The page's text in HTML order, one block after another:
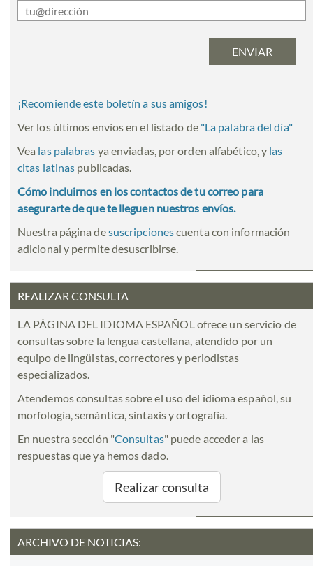
¡Recomiende este boletín a sus amigos!
Ver los últimos envíos en el listado de "La palabra del día"
Vea las palabras ya enviadas, por orden alfabético, y las
citas latinas publicadas.
Cómo incluirnos en los contactos de tu correo para
asegurarte de que te lleguen nuestros envíos.
Nuestra página desuscripcionescuenta con información
adicional y permite desuscribirse.
REALIZAR CONSULTA
LA PÁGINA DEL IDIOMA ESPAÑOL ofrece un servicio de
consultas sobre la lengua castellana, atendido por un
equipo de lingüistas, correctores y periodistas
especializados.
Atendemos consultas sobre el uso del idioma español, su
morfología, semántica, sintaxis y ortografía.
En nuestra sección "Consultas" puede acceder a las
respuestas que ya hemos dado.
Realizar consulta
ARCHIVO DE NOTICIAS: